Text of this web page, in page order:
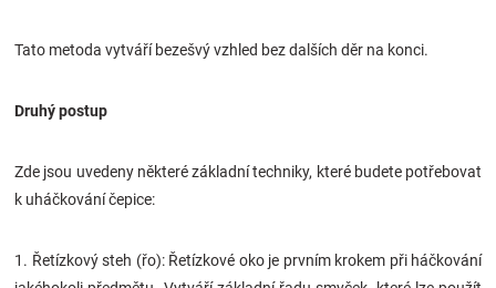
Tato metoda vytváří bezešvý vzhled bez dalších děr na konci.
Druhý postup
Zde jsou uvedeny některé základní techniky, které budete potřebovat
k uháčkování čepice:
1. Řetízkový steh (řo): Řetízkové oko je prvním krokem při háčkování